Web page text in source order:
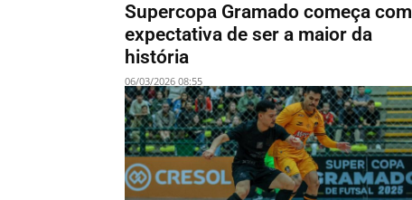
Supercopa Gramado começa com
expectativa de ser a maior da
história
06/03/2026 08:55